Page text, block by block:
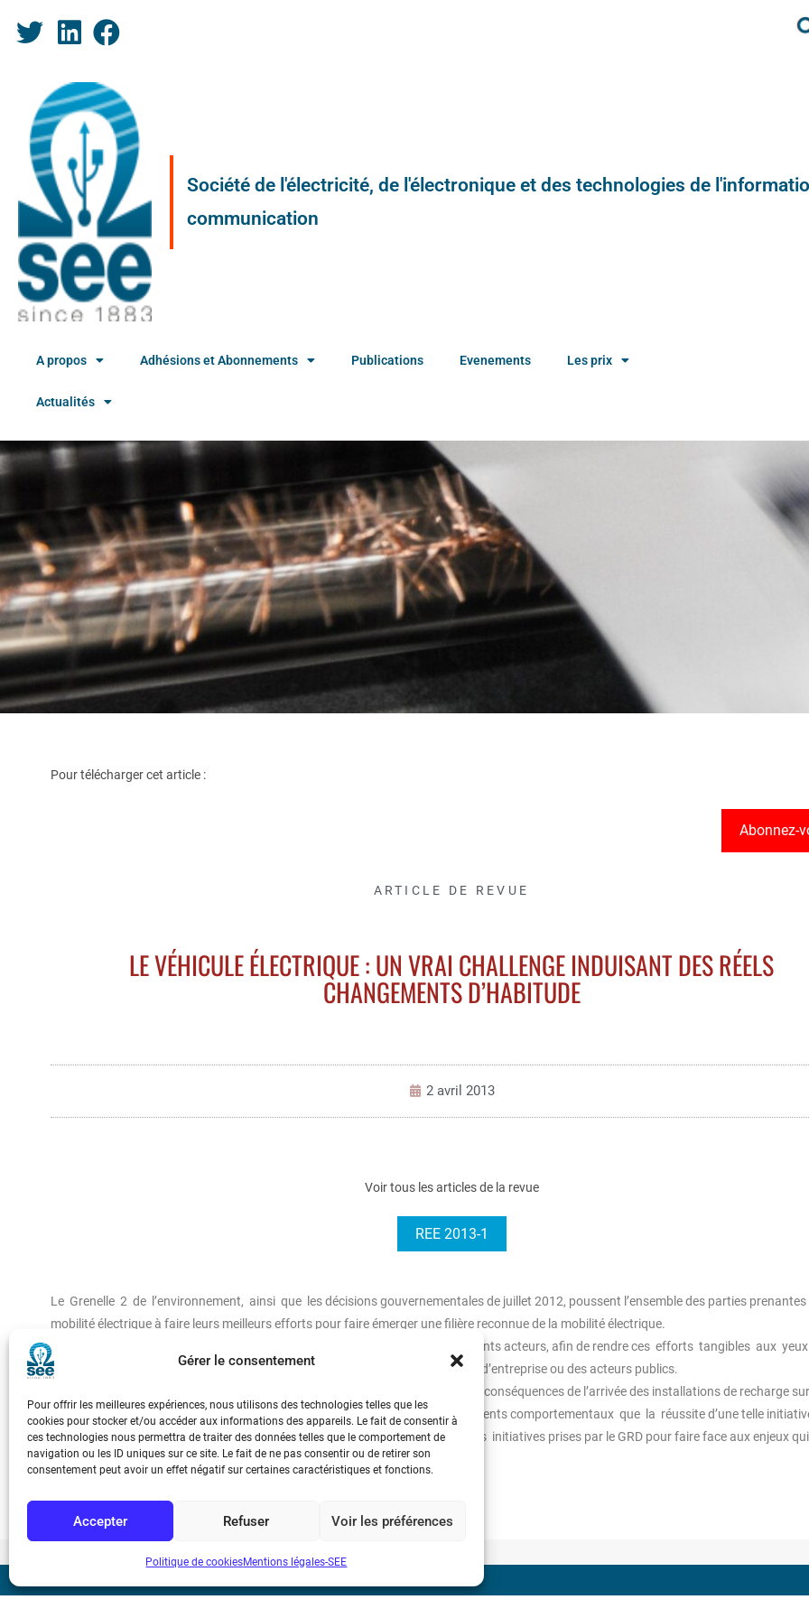
Gérer le consentement
Pour offrir les meilleures expériences, nous utilisons des technologies telles que les
cookies pour stocker et/ou accéder aux informations des appareils. Le fait de consentir à
ces technologies nous permettra de traiter des données telles que le comportement de
navigation ou les ID uniques sur ce site. Le fait de ne pas consentir ou de retirer son
consentement peut avoir un effet négatif sur certaines caractéristiques et fonctions.
Accepter Refuser Voir les préférences
Politique de cookiesMentions légales-SEE
Société de l'électricité, de l'électronique et des technologies de
communication
A propos Adhésions et Abonnements Publications Evenements Les prix
Actualités
Pour télécharger cet article :
Abonnez-
ARTICLE DE REVUE
LE VÉHICULE ÉLECTRIQUE : UN VRAI CHALLENGE INDUISANT DES RÉELS
CHANGEMENTS D’HABITUDE
2 avril 2013
Voir tous les articles de la revue
REE 2013-1
Le Grenelle 2 de l’environnement, ainsi que les décisions gouvernementales de juillet 2012, poussent l’ensemble des parties prenantes
mobilité électrique à faire leurs meilleurs efforts pour faire émerger une ﬁlière reconnue de la mobilité électrique.
Cette émergence nécessite la coordination et la synchronisation des différents acteurs, aﬁn de rendre ces efforts tangibles aux
décideurs, qu’ils soient des conducteurs individuels, des gérants de ﬂottes d’entreprise ou des acteurs publics.
L’écosystème du véhicule électrique est complexe. Il faut d’une part étudier les conséquences de l’arrivée des installations de recharge
réseaux de distribution publique, d’autre part mettre en évidence les changements comportementaux que la réussite d’une telle
implique. Cet article traite de l’état de l’avancement au 1 er janvier 2013 des initiatives prises par le GRD pour faire face aux enjeux qui
se posent à lui.